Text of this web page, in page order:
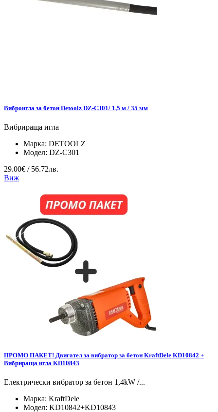
Виброигла за бетон Detoolz DZ-C301/ 1,5 м / 35 мм
Вибрираща игла
Марка: DETOOLZ
Модел: DZ-C301
29.00€ / 56.72лв.
Виж
ПРОМО ПАКЕТ! Двигател за вибратор за бетон KraftDele KD10842 +
Вибрираща игла KD10843
Електрически вибратор за бетон 1,4kW /...
Марка: KraftDele
Модел: KD10842+KD10843